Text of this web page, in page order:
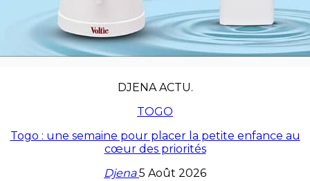
DJENA ACTU.
TOGO
Togo : une semaine pour placer la petite enfance au
cœur des priorités
Djena5 Août 2026